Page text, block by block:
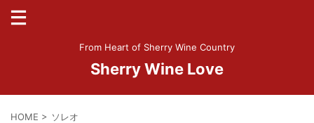
From Heart of Sherry Wine Country
Sherry Wine Love
HOME > ソレオ